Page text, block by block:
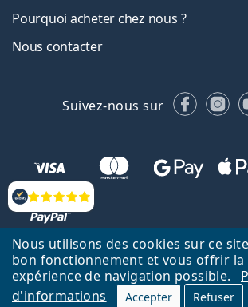
Nous utilisons des cookies sur ce
bon fonctionnement et vous offrir la
expérience de navigation possible.
d'informations
Accepter Refuser
Évaluation
Pourquoi acheter chez nous ?
Nous contacter
Suivez-nous sur
Retour à la page d'accueil
Lentiamo.fr est géré et exploité par Lentiamo